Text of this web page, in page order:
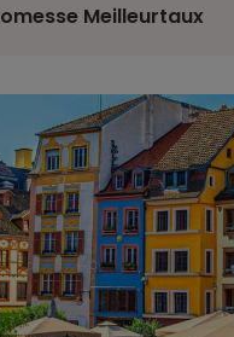
Meilleurtaux